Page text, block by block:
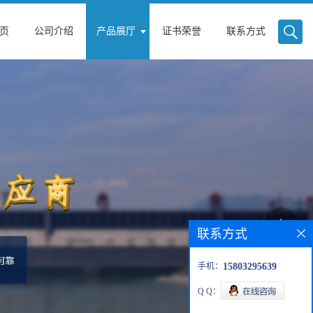
公司介绍 产品展厅 证书荣誉 联系方式
联系方式
手机： 15803295639
Q Q：